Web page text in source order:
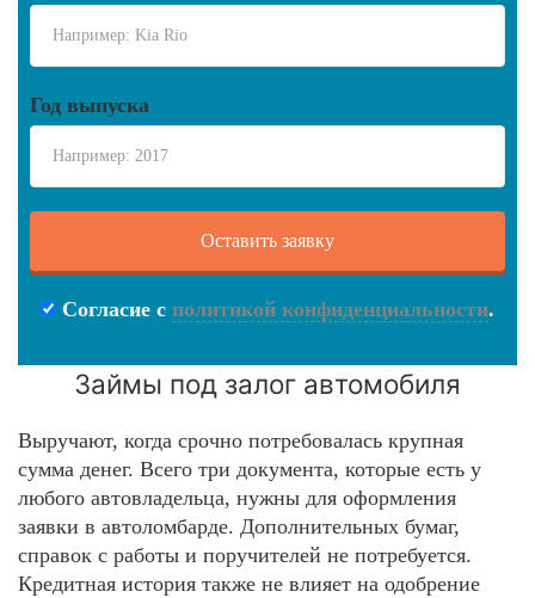
Год выпуска
Согласие с политикой конфиденциальности.
Займы под залог автомобиля
Выручают, когда срочно потребовалась крупная
сумма денег. Всего три документа, которые есть у
любого автовладельца, нужны для оформления
заявки в автоломбарде. Дополнительных бумаг,
справок с работы и поручителей не потребуется.
Кредитная история также не влияет на одобрение